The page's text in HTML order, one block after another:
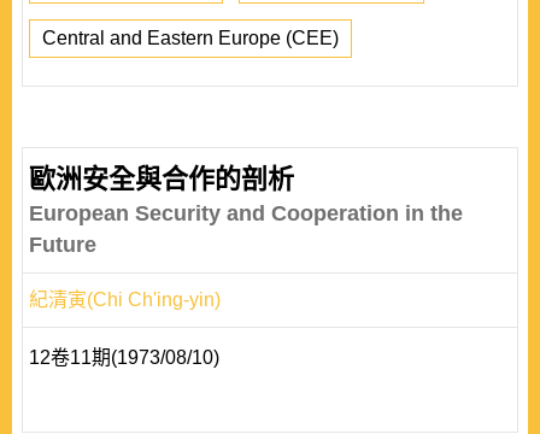
Central and Eastern Europe (CEE)
歐洲安全與合作的剖析
European Security and Cooperation in the
Future
紀清寅(Chi Ch'ing-yin)
12卷11期(1973/08/10)